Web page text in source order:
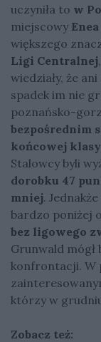
uczyniła to w
miejscowy
większego
Ligi Centralnej
wiedziały, że
spadek im nie
poznańsko-
bezpośrednim
końcowej
Stalowcy byli
dorobku 47
mniej.
bardzo poniżej
bez ligowego
Grunwald
konfrontacji. W
którzy w
Zobacz też: